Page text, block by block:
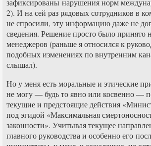
зафиксированы нарушения норм
2). И на сей раз рядовых сотрудников в
не спросили, эту информацию даже не
сведения. Решение просто было принято
менеджеров (раньше я относился к
подобных изменениях по внутренним
слышал).
Но у меня есть моральные и этические
не могу — будь то явно или косвенно —
текущие и предстоящие действия
под эгидой «Максимальная
законности». Учитывая текущее
главного руководства и особенно его